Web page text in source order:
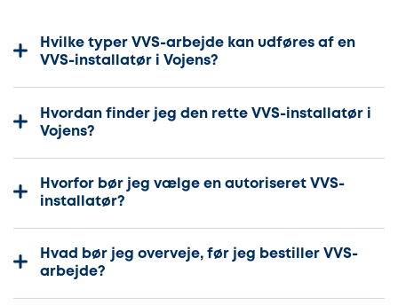
Hvilke typer VVS-arbejde kan udføres af en
VVS-installatør i Vojens?
Hvordan finder jeg den rette VVS-installatør i
Vojens?
Hvorfor bør jeg vælge en autoriseret VVS-
installatør?
Hvad bør jeg overveje, før jeg bestiller VVS-
arbejde?